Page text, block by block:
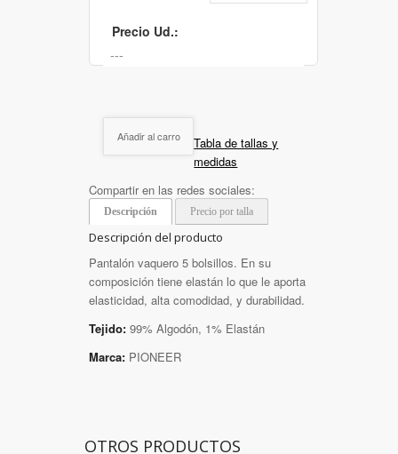
Precio Ud.:
Añadir al carro
Tabla de tallas y
medidas
Compartir en las redes sociales:
Descripción Precio por talla
Descripción del producto
Pantalón vaquero 5 bolsillos. En su
composición tiene elastán lo que le aporta
elasticidad, alta comodidad, y durabilidad.
Tejido: 99% Algodón, 1% Elastán
Marca: PIONEER
OTROS PRODUCTOS